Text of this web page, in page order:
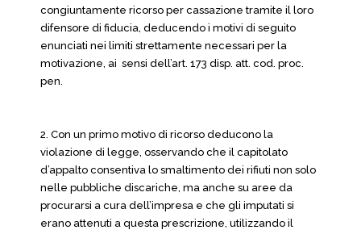
congiuntamente ricorso per cassazione tramite il loro
difensore di fiducia, deducendo i motivi di seguito
enunciati nei limiti strettamente necessari per la
motivazione, ai sensi dell’art. 173 disp. att. cod. proc.
pen.
2. Con un primo motivo di ricorso deducono la
violazione di legge, osservando che il capitolato
d’appalto consentiva lo smaltimento dei rifiuti non solo
nelle pubbliche discariche, ma anche su aree da
procurarsi a cura dell’impresa e che gli imputati si
erano attenuti a questa prescrizione, utilizzando il